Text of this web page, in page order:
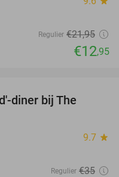
Regulier €21,95
€12,95
diner bij The
9.7 star
Regulier €35